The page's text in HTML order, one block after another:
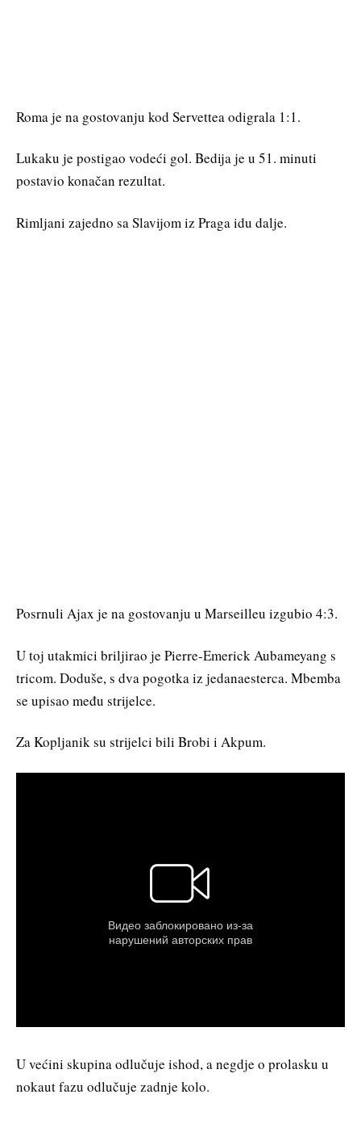
Roma je na gostovanju kod Servettea odigrala 1:1.
Lukaku je postigao vodeći gol. Bedija je u 51. minuti
postavio konačan rezultat.
Rimljani zajedno sa Slavijom iz Praga idu dalje.
Posrnuli Ajax je na gostovanju u Marseilleu izgubio 4:3.
U toj utakmici briljirao je Pierre-Emerick Aubameyang s
tricom. Doduše, s dva pogotka iz jedanaesterca. Mbemba
se upisao među strijelce.
Za Kopljanik su strijelci bili Brobi i Akpum.
U većini skupina odlučuje ishod, a negdje o prolasku u
nokaut fazu odlučuje zadnje kolo.